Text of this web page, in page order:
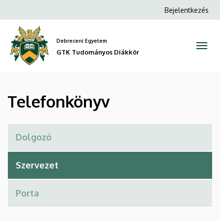
GTK
Tudományos
Diákkör
a
tartalomra
Anonim
Bejelentkezés
Debreceni Egyetem
GTK Tudományos Diákkör
Telefonkönyv